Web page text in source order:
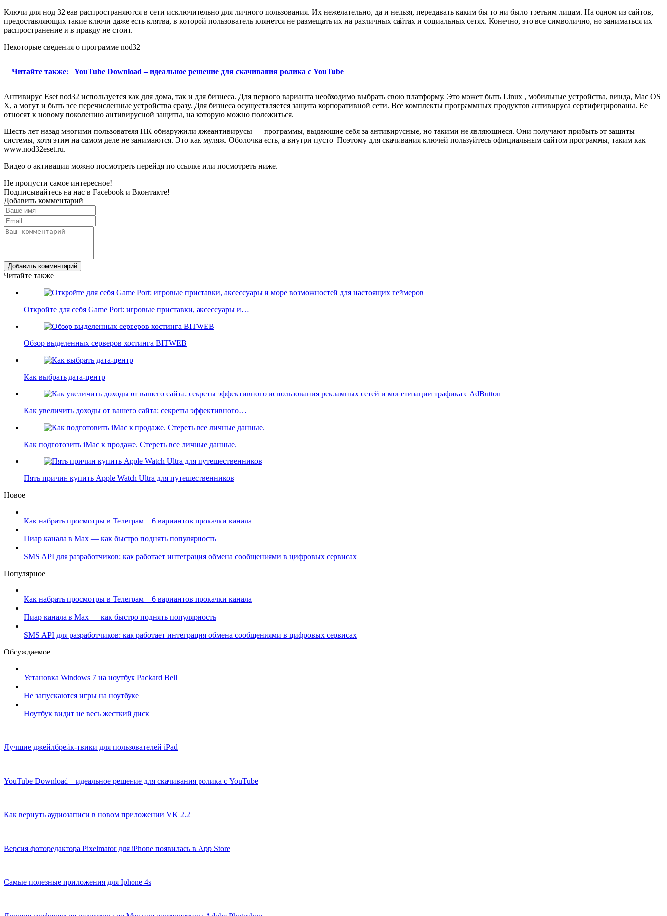
Ключи для нод 32 еав распространяются в сети исключительно для личного пользования. Их нежелательно, да и нельзя, передавать каким бы то ни было третьим лицам. На одном из сайтов,
предоставляющих такие ключи даже есть клятва, в которой пользователь клянется не размещать их на различных сайтах и социальных сетях. Конечно, это все символично, но заниматься их
распространение и в правду не стоит.
Некоторые сведения о программе nod32
Читайте также: YouTube Download – идеальное решение для скачивания ролика с YouTube
Антивирус Eset nod32 используется как для дома, так и для бизнеса. Для первого варианта необходимо выбрать свою платформу. Это может быть Linux , мобильные устройства, винда, Mac OS
X, а могут и быть все перечисленные устройства сразу. Для бизнеса осуществляется защита корпоративной сети. Все комплекты программных продуктов антивируса сертифицированы. Ее
относят к новому поколению антивирусной защиты, на которую можно положиться.
Шесть лет назад многими пользователя ПК обнаружили лжеантивирусы — программы, выдающие себя за антивирусные, но такими не являющиеся. Они получают прибыть от защиты
системы, хотя этим на самом деле не занимаются. Это как муляж. Оболочка есть, а внутри пусто. Поэтому для скачивания ключей пользуйтесь официальным сайтом программы, таким как
www.nod32eset.ru.
Видео о активации можно посмотреть перейдя по ссылке или посмотреть ниже.
Не пропусти самое интересное!
Подписывайтесь на нас в Facebook и Вконтакте!
Добавить комментарий
Добавить комментарий
Читайте также
Откройте для себя Game Port: игровые приставки, аксессуары и…
Обзор выделенных серверов хостинга BITWEB
Как выбрать дата-центр
Как увеличить доходы от вашего сайта: секреты эффективного…
Как подготовить iMac к продаже. Стереть все личные данные.
Пять причин купить Apple Watch Ultra для путешественников
Новое
Как набрать просмотры в Телеграм – 6 вариантов прокачки канала
Пиар канала в Max — как быстро поднять популярность
SMS API для разработчиков: как работает интеграция обмена сообщениями в цифровых сервисах
Популярное
Как набрать просмотры в Телеграм – 6 вариантов прокачки канала
Пиар канала в Max — как быстро поднять популярность
SMS API для разработчиков: как работает интеграция обмена сообщениями в цифровых сервисах
Обсуждаемое
Установка Windows 7 на ноутбук Packard Bell
Не запускаются игры на ноутбуке
Ноутбук видит не весь жесткий диск
Лучшие джейлбрейк-твики для пользователей iPad
YouTube Download – идеальное решение для скачивания ролика с YouTube
Как вернуть аудиозаписи в новом приложении VK 2.2
Версия фоторедактора Pixelmator для iPhone появилась в App Store
Самые полезные приложения для Iphone 4s